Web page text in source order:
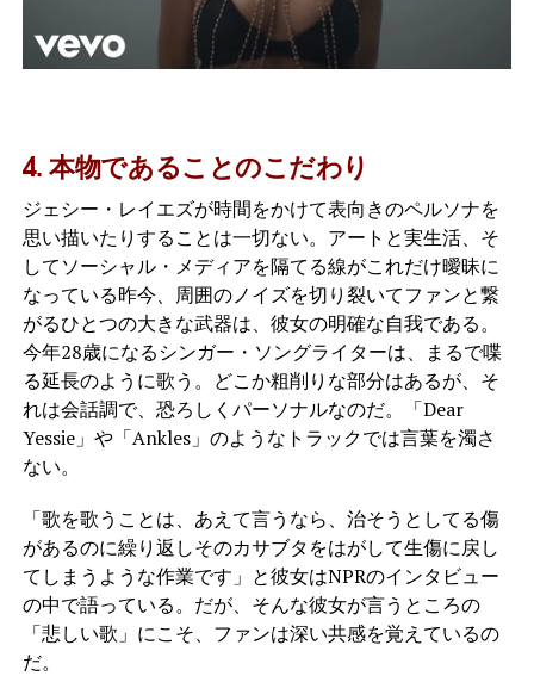
4. 本物であることのこだわり
ジェシー・レイエズが時間をかけて表向きのペルソナを
思い描いたりすることは一切ない。アートと実生活、そ
してソーシャル・メディアを隔てる線がこれだけ曖昧に
なっている昨今、周囲のノイズを切り裂いてファンと繋
がるひとつの大きな武器は、彼女の明確な自我である。
今年28歳になるシンガー・ソングライターは、まるで喋
る延長のように歌う。どこか粗削りな部分はあるが、そ
れは会話調で、恐ろしくパーソナルなのだ。「Dear
Yessie」や「Ankles」のようなトラックでは言葉を濁さ
ない。
「歌を歌うことは、あえて言うなら、治そうとしてる傷
があるのに繰り返しそのカサブタをはがして生傷に戻し
てしまうような作業です」と彼女はNPRのインタビュー
の中で語っている。だが、そんな彼女が言うところの
「悲しい歌」にこそ、ファンは深い共感を覚えているの
だ。